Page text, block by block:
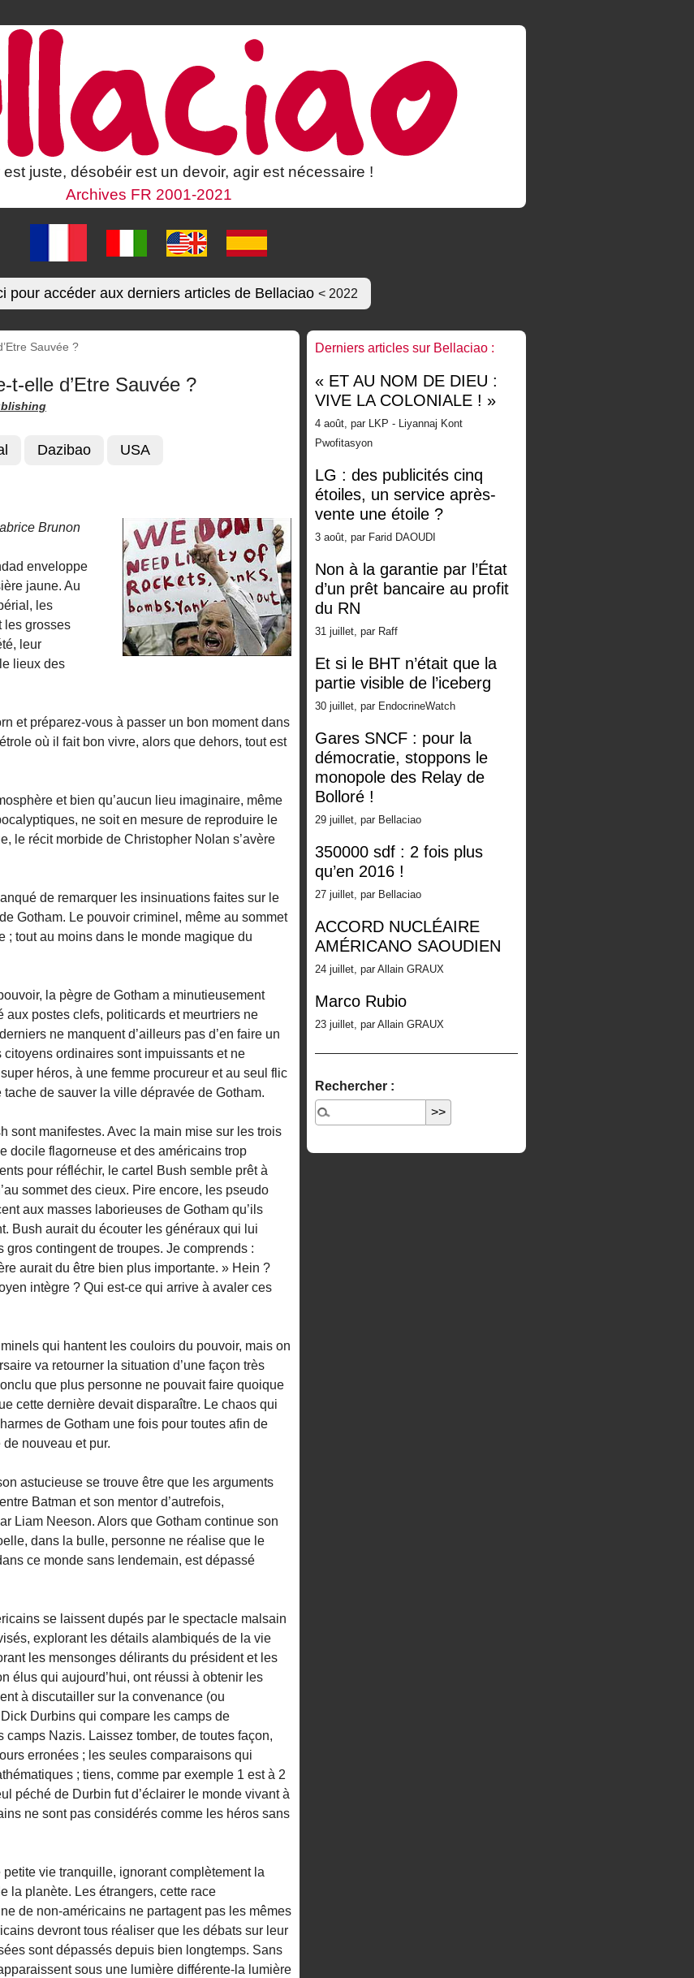
est juste, désobéir est un devoir, agir est nécessaire !
Archives FR 2001-2021
pour accéder aux derniers articles de Bellaciao < 2022
Sauvée ?
t-elle d’Etre Sauvée ?
Dazibao
USA
Brunon
enveloppe
jaune. Au
les
les grosses
leur
lieux des
et préparez-vous à passer un bon moment dans
où il fait bon vivre, alors que dehors, tout est
et bien qu’aucun lieu imaginaire, même
ne soit en mesure de reproduire le
le récit morbide de Christopher Nolan s’avère
de remarquer les insinuations faites sur le
Gotham. Le pouvoir criminel, même au sommet
; tout au moins dans le monde magique du
la pègre de Gotham a minutieusement
postes clefs, politicards et meurtriers ne
ne manquent d’ailleurs pas d’en faire un
ordinaires sont impuissants et ne
héros, à une femme procureur et au seul flic
de sauver la ville dépravée de Gotham.
sont manifestes. Avec la main mise sur les trois
docile flagorneuse et des américains trop
pour réfléchir, le cartel Bush semble prêt à
sommet des cieux. Pire encore, les pseudo
aux masses laborieuses de Gotham qu’ils
Bush aurait du écouter les généraux qui lui
gros contingent de troupes. Je comprends :
aurait du être bien plus importante. » Hein ?
intègre ? Qui est-ce qui arrive à avaler ces
qui hantent les couloirs du pouvoir, mais on
va retourner la situation d’une façon très
que plus personne ne pouvait faire quoique
cette dernière devait disparaître. Le chaos qui
de Gotham une fois pour toutes afin de
nouveau et pur.
astucieuse se trouve être que les arguments
Batman et son mentor d’autrefois,
Liam Neeson. Alors que Gotham continue son
dans la bulle, personne ne réalise que le
ce monde sans lendemain, est dépassé
se laissent dupés par le spectacle malsain
explorant les détails alambiqués de la vie
les mensonges délirants du président et les
élus qui aujourd’hui, ont réussi à obtenir les
à discutailler sur la convenance (ou
Durbins qui compare les camps de
Nazis. Laissez tomber, de toutes façon,
erronées ; les seules comparaisons qui
; tiens, comme par exemple 1 est à 2
péché de Durbin fut d’éclairer le monde vivant à
ne sont pas considérés comme les héros sans
vie tranquille, ignorant complètement la
la planète. Les étrangers, cette race
de non-américains ne partagent pas les mêmes
devront tous réaliser que les débats sur leur
sont dépassés depuis bien longtemps. Sans
sous une lumière différente-la lumière
Derniers articles sur Bellaciao :
« ET AU NOM DE DIEU :
VIVE LA COLONIALE ! »
4 août, par LKP - Liyannaj Kont
Pwofitasyon
LG : des publicités cinq
étoiles, un service après-
vente une étoile ?
3 août, par Farid DAOUDI
Non à la garantie par l’État
d’un prêt bancaire au profit
du RN
31 juillet, par Raff
Et si le BHT n’était que la
partie visible de l’iceberg
30 juillet, par EndocrineWatch
Gares SNCF : pour la
démocratie, stoppons le
monopole des Relay de
Bolloré !
29 juillet, par Bellaciao
350000 sdf : 2 fois plus
qu’en 2016 !
27 juillet, par Bellaciao
ACCORD NUCLÉAIRE
AMÉRICANO SAOUDIEN
24 juillet, par Allain GRAUX
Marco Rubio
23 juillet, par Allain GRAUX
Rechercher :